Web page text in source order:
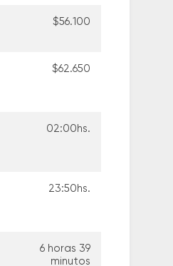
$56.100
$62.650
02:00hs.
23:50hs.
6 horas 39
minutos